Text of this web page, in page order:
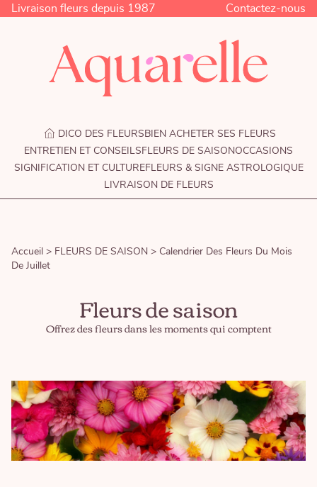
Livraison fleurs depuis 1987 Contactez-nous
DICO DES FLEURS BIEN ACHETER SES FLEURS
ENTRETIEN ET CONSEILS FLEURS DE SAISON OCCASIONS
SIGNIFICATION ET CULTUREFLEURS & SIGNE ASTROLOGIQUE
LIVRAISON DE FLEURS
Accueil > FLEURS DE SAISON > Calendrier Des Fleurs Du Mois
De Juillet
Fleurs de saison
Offrez des fleurs dans les moments qui comptent